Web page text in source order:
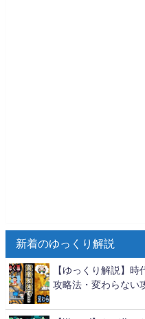
新着のゆっくり解説
【ゆっくり解説】
攻略法・変わらない